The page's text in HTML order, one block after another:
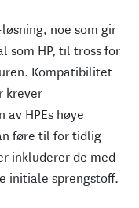
noe som gir
som HP, til tross for
Kompatibilitet
krever
HPEs høye
føre til for tidlig
inkluderer de med
initiale sprengstoff.